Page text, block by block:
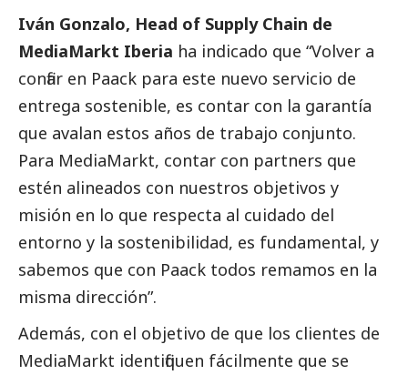
Iván Gonzalo, Head of Supply Chain de
MediaMarkt Iberia ha indicado que “Volver a
confiar en Paack para este nuevo servicio de
entrega sostenible, es contar con la garantía
que avalan estos años de trabajo conjunto.
Para MediaMarkt, contar con partners que
estén alineados con nuestros objetivos y
misión en lo que respecta al cuidado del
entorno y la sostenibilidad, es fundamental, y
sabemos que con Paack todos remamos en la
misma dirección”.
Además, con el objetivo de que los clientes de
MediaMarkt identifiquen fácilmente que se